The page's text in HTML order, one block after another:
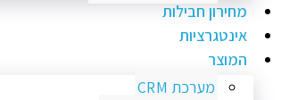
מחירון חבילות
אינטגרציות
המוצר
מערכת CRM